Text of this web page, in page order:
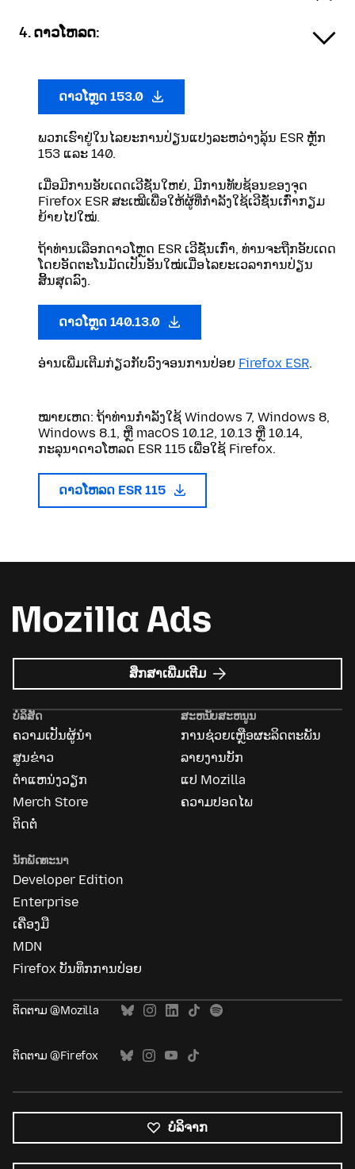
4. ດາວໂຫລດ:
ດາວໂຫຼດ 153.0
ພວກເຮົາຢູ່ໃນໄລຍະການປ່ຽນແປງລະຫວ່າງລຸ້ນ ESR ຫຼັກ
153 ແລະ 140.
ເມື່ອມີການອັບເດດເວີຊັ່ນໃຫຍ່, ມີການທັບຊ້ອນຂອງຈຸດ
Firefox ESR ສະເໝີເພື່ອໃຫ້ຜູ້ທີ່ກຳລັງໃຊ້ເວີຊັ່ນເກົ່າກຽມ
ຍ້າຍໄປໃໝ່.
ຖ້າທ່ານເລືອກດາວໂຫຼດ ESR ເວີຊັ່ນເກົ່າ, ທ່ານຈະຖືກອັບເດດ
ໂດຍອັດຕະໂນມັດເປັນອັນໃໝ່ເມື່ອໄລຍະເວລາການປ່ຽນ
ສິ້ນສຸດລົງ.
ດາວໂຫຼດ 140.13.0
ອ່ານເພີ່ມເຕີມກ່ຽວກັບວົງຈອນການປ່ອຍ Firefox ESR.
ໝາຍເຫດ: ຖ້າທ່ານກໍາລັງໃຊ້ Windows 7, Windows 8,
Windows 8.1, ຫຼື macOS 10.12, 10.13 ຫຼື 10.14,
ກະລຸນາດາວໂຫລດ ESR 115 ເພື່ອໃຊ້ Firefox.
ດາວໂຫລດ ESR 115
ສຶກສາເພີ່ມເຕີມ ກ່ຽວກັບ
Mozilla
ບໍລິສັດ
ຄວາມເປັນຜູ້ນຳ
ສູນຂ່າວ
ຕຳແຫນ່ງວຽກ
Merch Store
ຕິດຕໍ່
ສະຫນັບສະຫນູນ
ການຊ່ວຍເຫຼືອຜະລິດຕະພັນ
ລາຍງານບັກ
ແປ Mozilla
ຄວາມປອດໄພ
ນັກພັດທະນາ
Developer Edition
Enterprise
ເຄື່ອງມື
MDN
Firefox ບັນທຶກການປ່ອຍ
ຕິດຕາມ @Mozilla
ຕິດຕາມ @Firefox
ບໍລິຈາກ